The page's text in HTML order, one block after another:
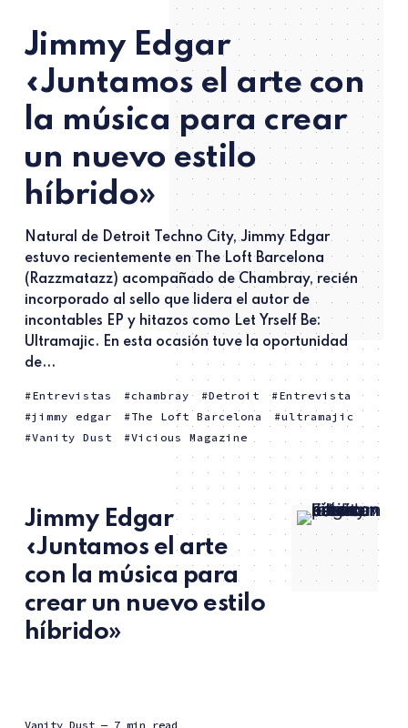
Jimmy Edgar
«Juntamos el arte con
la música para crear
un nuevo estilo
híbrido»
Natural de Detroit Techno City, Jimmy Edgar
estuvo recientemente en The Loft Barcelona
(Razzmatazz) acompañado de Chambray, recién
incorporado al sello que lidera el autor de
incontables EP y hitazos como Let Yrself Be:
Ultramajic. En esta ocasión tuve la oportunidad
de...
Entrevistas chambray Detroit
Entrevista
jimmy edgar
The Loft Barcelona
ultramajic
Vanity Dust
Vicious Magazine
Jimmy Edgar
«Juntamos el arte
con la música para
crear un nuevo estilo
híbrido»
Vanity Dust — 7 min read